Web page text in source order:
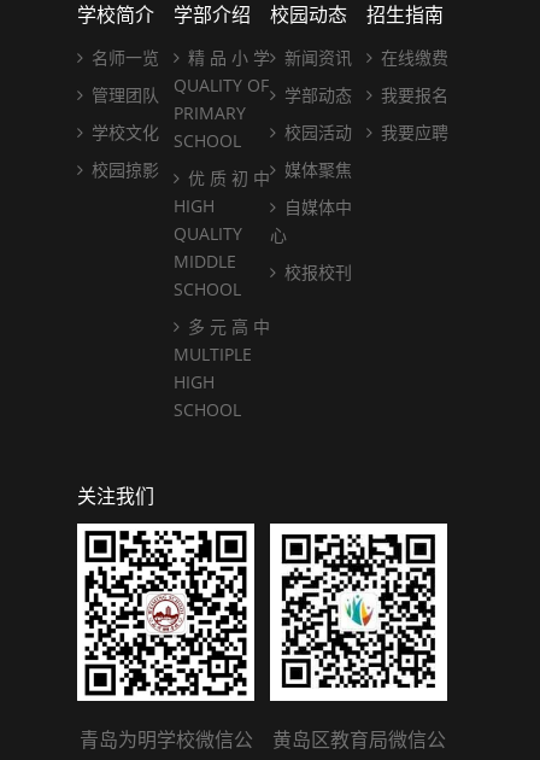
学校简介
名师一览
管理团队
学校文化
校园掠影
学部介绍
精 品 小 学
QUALITY OF
PRIMARY
SCHOOL
优 质 初 中
HIGH
QUALITY
MIDDLE
SCHOOL
多 元 高 中
MULTIPLE
HIGH
SCHOOL
校园动态
新闻资讯
学部动态
校园活动
媒体聚焦
自媒体中
心
校报校刊
招生指南
在线缴费
我要报名
我要应聘
关注我们
青岛为明学校微信公
黄岛区教育局微信公